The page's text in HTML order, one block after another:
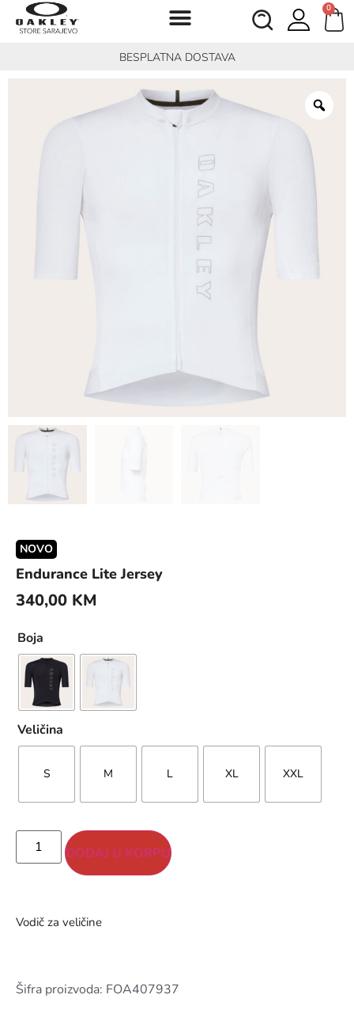
0
BESPLATNA DOSTAVA
NOVO
Endurance Lite Jersey
340,00 KM
Boja
Veličina
S M L XL XXL
DODAJ U KORPU
Vodič za veličine
Šifra proizvoda: FOA407937